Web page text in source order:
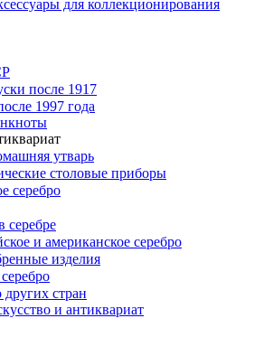
для коллекционирования
после 1917
1997 года
утварь
столовые приборы
серебро
серебре
и американское серебро
изделия
других стран
и антиквариат